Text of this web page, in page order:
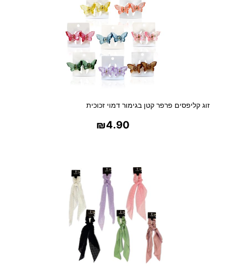
זוג קליפסים פרפר קטן בגימור דמוי זכוכית
₪4.90